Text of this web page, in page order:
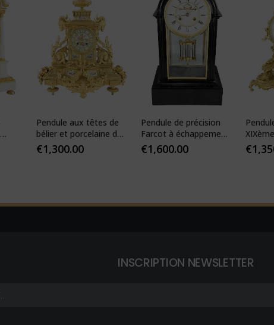
Pendule aux têtes de
bélier et porcelaine de
Paris
€1,300.00
Pendule de précision
Farcot à échappement
Brocot visible
€1,600.00
XIXème
€
INSCRIPTION NEWSLETTER